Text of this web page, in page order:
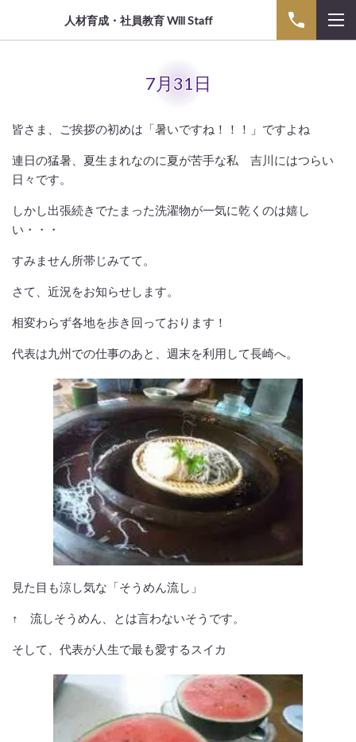
人材育成・社員教育 Will Staff
7月31日
皆さま、ご挨拶の初めは「暑いですね！！！」ですよね
連日の猛暑、夏生まれなのに夏が苦手な私 吉川にはつらい
日々です。
しかし出張続きでたまった洗濯物が一気に乾くのは嬉し
い・・・
すみません所帯じみてて。
さて、近況をお知らせします。
相変わらず各地を歩き回っております！
代表は九州での仕事のあと、週末を利用して長崎へ。
見た目も涼し気な「そうめん流し」
↑ 流しそうめん、とは言わないそうです。
そして、代表が人生で最も愛するスイカ